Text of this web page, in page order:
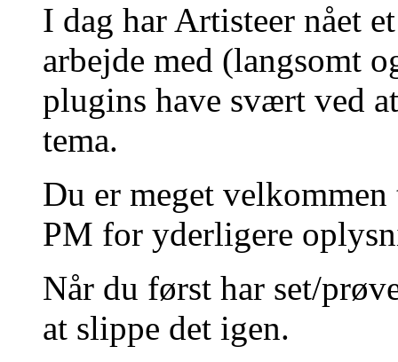
I dag har Artisteer nået
arbejde med (langsomt
plugins have svært ved
tema.
Du er meget
PM for yderligere
Når du først har set/
at slippe det igen.